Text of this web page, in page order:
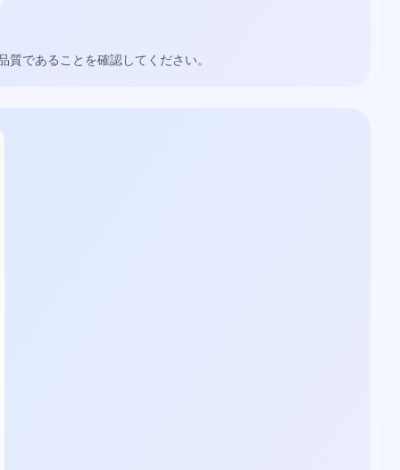
であることを確認してください。